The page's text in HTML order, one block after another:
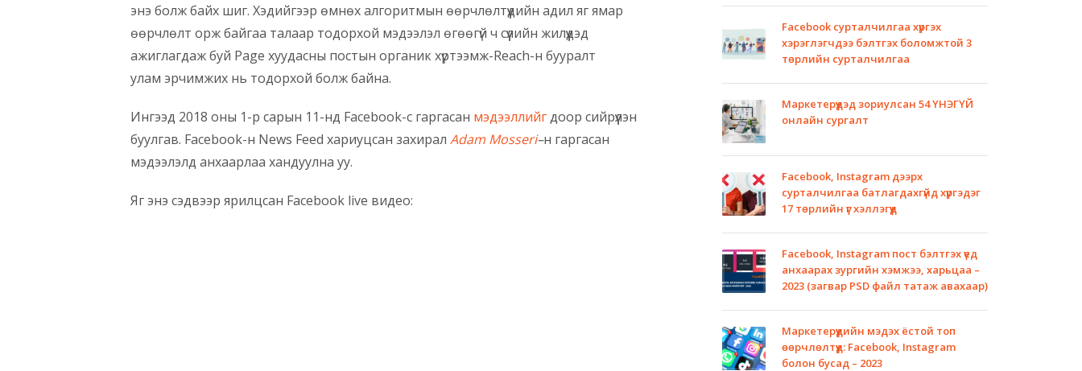
энэ болж байх шиг. Хэдийгээр өмнөх алгоритмын өөрчлөлтүүдийн адил яг ямар
өөрчлөлт орж байгаа талаар тодорхой мэдээлэл өгөөгүй ч сүүлийн жилүүдэд
ажиглагдаж буй Page хуудасны постын органик хүртээмж-Reach-н бууралт
улам эрчимжих нь тодорхой болж байна.
Ингээд 2018 оны 1-р сарын 11-нд Facebook-с гаргасан мэдээллийгдоор сийрүүлэн
буулгав. Facebook-н News Feed хариуцсан захирал Adam Mosseri–н гаргасан
мэдээлэлд анхаарлаа хандуулна уу.
Яг энэ сэдвээр ярилцсан Facebook live видео:
Facebook сурталчилгаа хүргэх
хэрэглэгчдээ бэлтгэх боломжтой 3
төрлийн сурталчилгаа
Маркетерүүдэд зориулсан 54 ҮНЭГҮЙ
онлайн сургалт
Facebook, Instagram дээрх
сурталчилгаа батлагдахгүйд хүргэдэг
17 төрлийн үг хэллэгүүд
Facebook, Instagram пост бэлтгэх үед
анхаарах зургийн хэмжээ, харьцаа –
2023 (загвар PSD файл татаж авахаар)
Маркетерүүдийн мэдэх ёстой топ
өөрчлөлтүүд: Facebook, Instagram
болон бусад – 2023